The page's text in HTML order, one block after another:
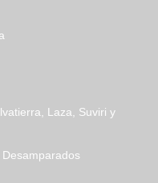
Laza, Suviri y